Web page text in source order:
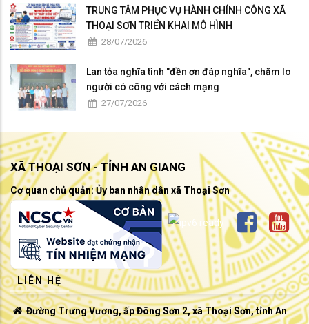
TRUNG TÂM PHỤC VỤ HÀNH CHÍNH CÔNG XÃ
THOẠI SƠN TRIỂN KHAI MÔ HÌNH
28/07/2026
Lan tỏa nghĩa tình "đền ơn đáp nghĩa", chăm lo
người có công với cách mạng
27/07/2026
XÃ THOẠI SƠN - TỈNH AN GIANG
Cơ quan chủ quản: Ủy ban nhân dân xã Thoại Sơn
LIÊN HỆ
Đường Trưng Vương, ấp Đông Sơn 2, xã Thoại Sơn, tỉnh An